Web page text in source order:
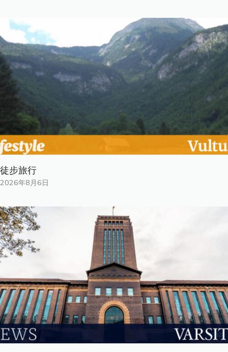
徒步旅行
2026年8月6日